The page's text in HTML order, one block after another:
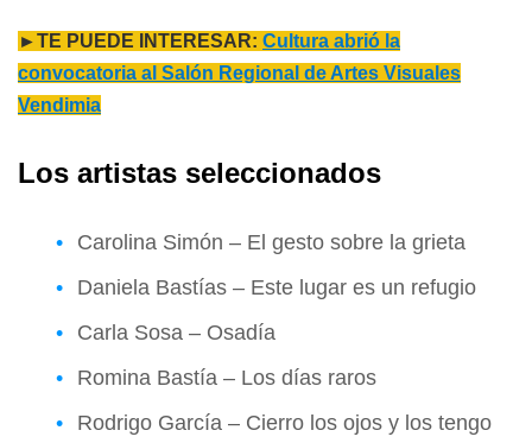
►TE PUEDE INTERESAR: Cultura abrió la
convocatoria al Salón Regional de Artes Visuales
Vendimia
Los artistas seleccionados
Carolina Simón – El gesto sobre la grieta
Daniela Bastías – Este lugar es un refugio
Carla Sosa – Osadía
Romina Bastía – Los días raros
Rodrigo García – Cierro los ojos y los tengo